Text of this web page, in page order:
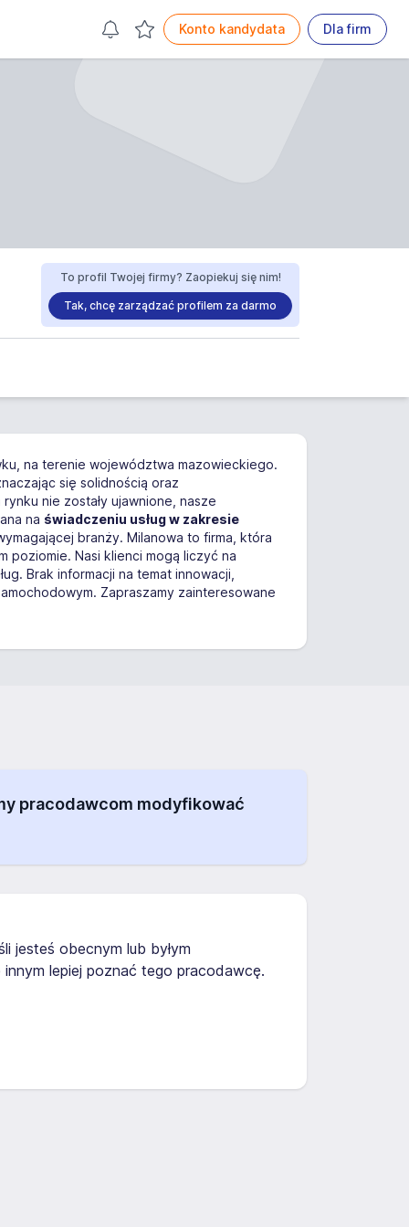
Konto kandydata Dla firm
To profil Twojej firmy? Zaopiekuj się nim!
Tak, chcę zarządzać profilem za darmo
na terenie województwa mazowieckiego.
się solidnością oraz
nie zostały ujawnione, nasze
na świadczeniu usług w zakresie
branży. Milanowa to firma, która
poziomie. Nasi klienci mogą liczyć na
Brak informacji na temat innowacji,
Zapraszamy zainteresowane
pracodawcom modyfikować
jesteś obecnym lub byłym
lepiej poznać tego pracodawcę.